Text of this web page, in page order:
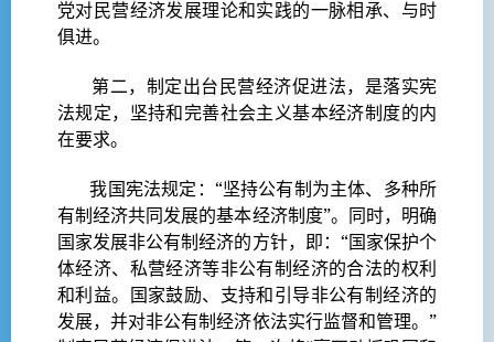
党对民营经济发展理论和实践的一脉相承、与时
俱进。
第二，制定出台民营经济促进法，是落实宪
法规定，坚持和完善社会主义基本经济制度的内
在要求。
我国宪法规定：“坚持公有制为主体、多种所
有制经济共同发展的基本经济制度”。同时，明确
国家发展非公有制经济的方针，即：“国家保护个
体经济、私营经济等非公有制经济的合法的权利
和利益。国家鼓励、支持和引导非公有制经济的
发展，并对非公有制经济依法实行监督和管理。”